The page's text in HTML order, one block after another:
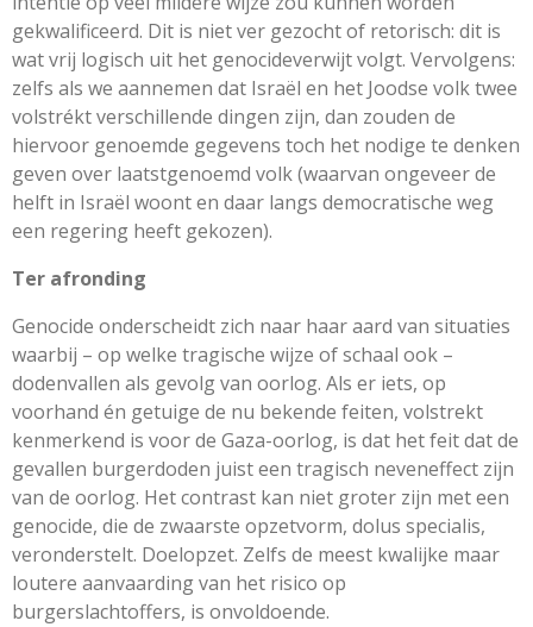
gekwalificeerd. Dit is niet ver gezocht of retorisch: dit is
wat vrij logisch uit het genocideverwijt volgt. Vervolgens:
zelfs als we aannemen dat Israël en het Joodse volk twee
volstrékt verschillende dingen zijn, dan zouden de
hiervoor genoemde gegevens toch het nodige te denken
geven over laatstgenoemd volk (waarvan ongeveer de
helft in Israël woont en daar langs democratische weg
een regering heeft gekozen).
Ter afronding
Genocide onderscheidt zich naar haar aard van situaties
waarbij – op welke tragische wijze of schaal ook –
dodenvallen als gevolg van oorlog. Als er iets, op
voorhand én getuige de nu bekende feiten, volstrekt
kenmerkend is voor de Gaza-oorlog, is dat het feit dat de
gevallen burgerdoden juist een tragisch neveneffect zijn
van de oorlog. Het contrast kan niet groter zijn met een
genocide, die de zwaarste opzetvorm, dolus specialis,
veronderstelt. Doelopzet. Zelfs de meest kwalijke maar
loutere aanvaarding van het risico op
burgerslachtoffers, is onvoldoende.